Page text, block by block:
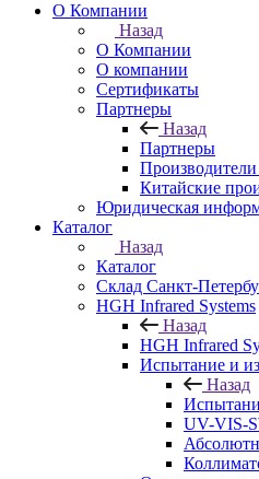
О Компании
Назад
О Компании
О компании
Сертификаты
Партнеры
Назад
Партнеры
Китайские
Юридическая
Каталог
Назад
Каталог
Cклад Санкт-
HGH Infrared Systems
Назад
HGH Infrared
Испытание и
Назад
UV-VIS-